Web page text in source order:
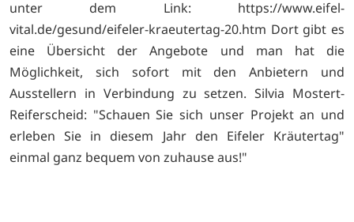
unter dem Link: https://www.eifel-
vital.de/gesund/eifeler-kraeutertag-20.htm Dort gibt es
eine Übersicht der Angebote und man hat die
Möglichkeit, sich sofort mit den Anbietern und
Ausstellern in Verbindung zu setzen. Silvia Mostert-
Reiferscheid: "Schauen Sie sich unser Projekt an und
erleben Sie in diesem Jahr den Eifeler Kräutertag"
einmal ganz bequem von zuhause aus!"